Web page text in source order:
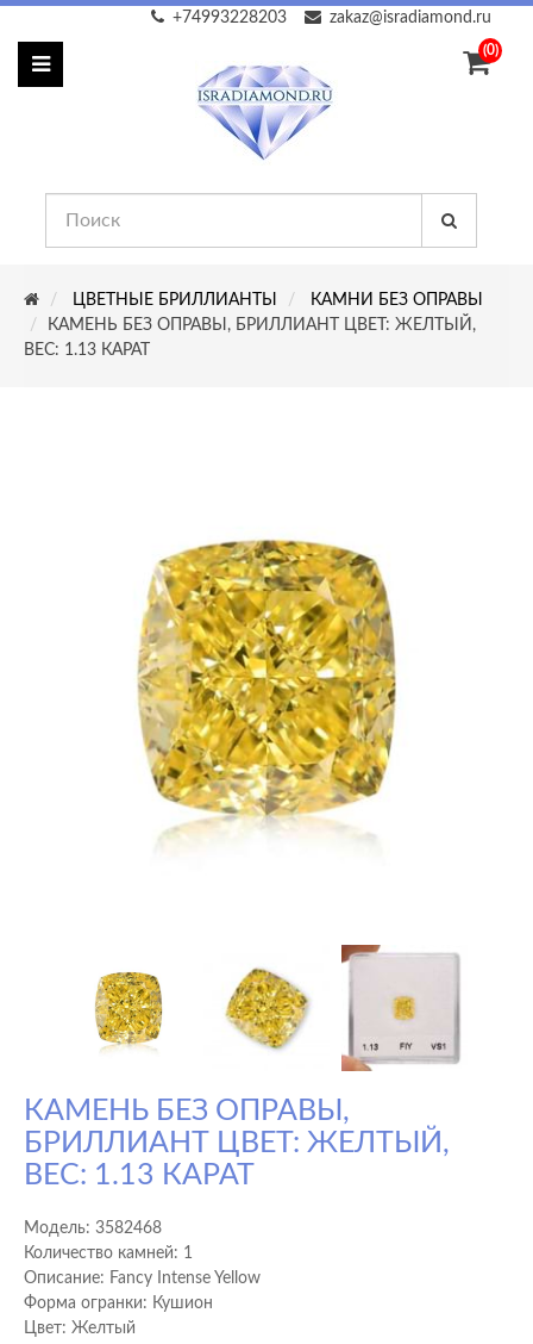
zakaz@isradiamond.ru
+74993228203
(0)
ЦВЕТНЫЕ БРИЛЛИАНТЫ
КАМНИ БЕЗ ОПРАВЫ
КАМЕНЬ БЕЗ ОПРАВЫ, БРИЛЛИАНТ ЦВЕТ: ЖЕЛТЫЙ,
ВЕС: 1.13 КАРАТ
КАМЕНЬ БЕЗ ОПРАВЫ,
БРИЛЛИАНТ ЦВЕТ: ЖЕЛТЫЙ,
ВЕС: 1.13 КАРАТ
Модель: 3582468
Количество камней: 1
Описание: Fancy Intense Yellow
Форма огранки: Кушион
Цвет: Желтый